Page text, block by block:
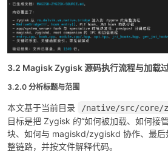
3.2 Magisk Zygisk 源码执行流程与加载
3.2.0 分析标题与范围
本文基于当前目录 /native/src/core/
目标是把 Zygisk 的“如何被加载、如何接
块、如何与 magiskd/zygiskd 协作、最后
整链路，并按文件解释代码。